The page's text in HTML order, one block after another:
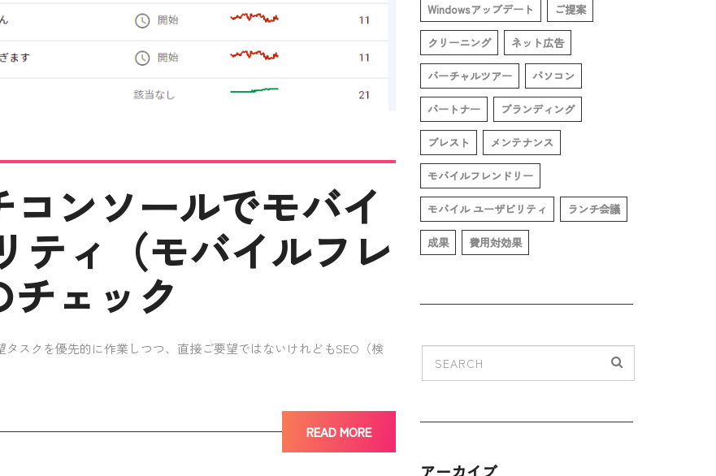
コンソールでモバイ
ティ（モバイルフレ
ェック
スクを優先的に作業しつつ、直接ご要望ではないけれどもSEO（検
READ MORE
Windowsアップデート ご提案
クリーニング ネット広告
バーチャルツアー パソコン
パートナー ブランディング
ブレスト メンテナンス
モバイルフレンドリー
モバイル ユーザビリティ ランチ会議
成果 費用対効果
アーカイブ